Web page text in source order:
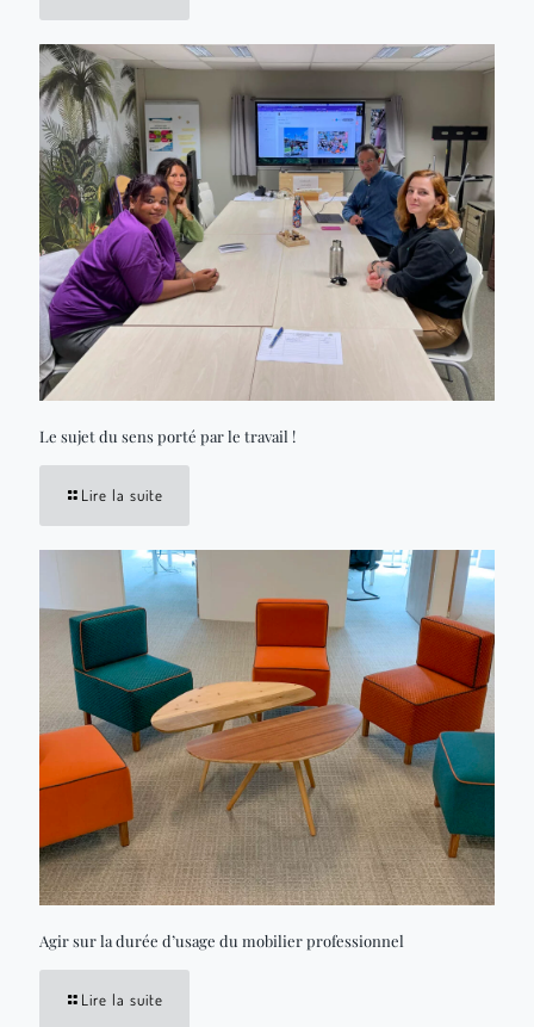
Le sujet du sens porté par le travail !
Lire la suite
Agir sur la durée d’usage du mobilier professionnel
Lire la suite